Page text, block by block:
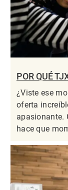
POR QUÉ
¿Viste ese
oferta
apasionante.
hace que